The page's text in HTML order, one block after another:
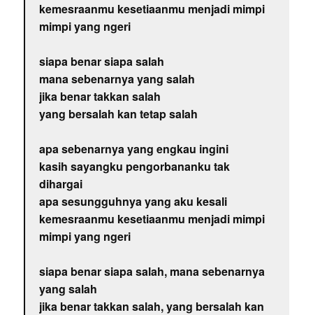
kemesraanmu kesetiaanmu menjadi mimpi
mimpi yang ngeri
siapa benar siapa salah
mana sebenarnya yang salah
jika benar takkan salah
yang bersalah kan tetap salah
apa sebenarnya yang engkau ingini
kasih sayangku pengorbananku tak
dihargai
apa sesungguhnya yang aku kesali
kemesraanmu kesetiaanmu menjadi mimpi
mimpi yang ngeri
siapa benar siapa salah, mana sebenarnya
yang salah
jika benar takkan salah, yang bersalah kan